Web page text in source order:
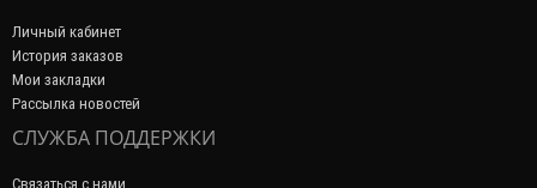
Личный кабинет
История заказов
Мои закладки
Рассылка новостей
СЛУЖБА ПОДДЕРЖКИ
Связаться с нами